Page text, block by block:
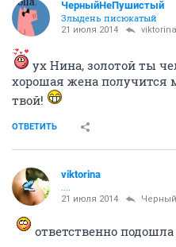
ЧерныйНеПушистый
Злыдень писюкатый
21 июля 2014 viktorina
ух Нина, золотой ты
хорошая жена получится
твой!
ОТВЕТИТЬ
viktorina
21 июля 2014
ответственно